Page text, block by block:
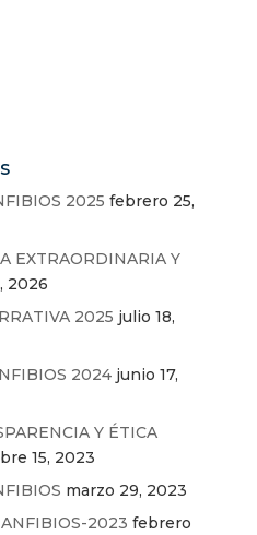
2025 febrero 25,
EXTRAORDINARIA Y
2026
2025 julio 18,
2024 junio 17,
Y ÉTICA
15, 2023
marzo 29, 2023
2023 febrero